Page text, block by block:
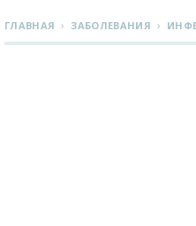
ГЛАВНАЯ › ЗАБОЛЕВАНИЯ ›